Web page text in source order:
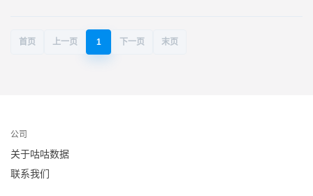
首页 上一页 1 下一页 末页
公司
关于咕咕数据
联系我们